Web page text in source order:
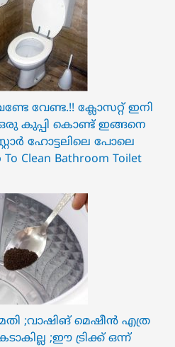
വേണ്ട.!! ക്ലോസറ്റ് ഇനി
കുപ്പി കൊണ്ട് ഇങ്ങനെ
ഹോട്ടലിലെ പോലെ
Clean Bathroom Toilet
;വാഷിങ് മെഷീൻ എത്ര
;ഈ ട്രിക്ക് ഒന്ന്